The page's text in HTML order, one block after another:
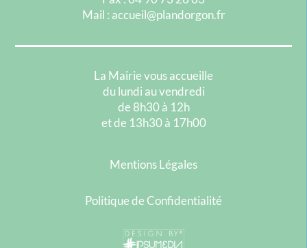
Mail : accueil@plandorgon.fr
La Mairie vous accueille
du lundi au vendredi
de 8h30 à 12h
et de 13h30 à 17h00
Mentions Légales
Politique de Confidentialité